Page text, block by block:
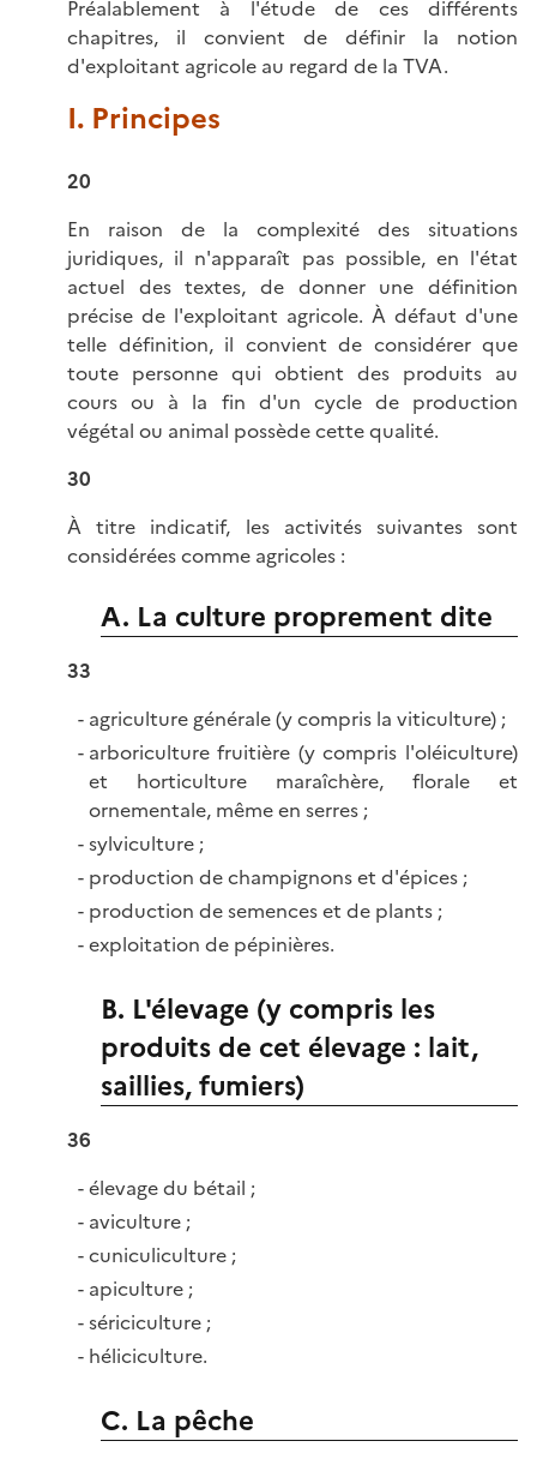
Préalablement à l'étude de ces différents
chapitres, il convient de définir la notion
d'exploitant agricole au regard de la TVA.
I. Principes
20
En raison de la complexité des situations
juridiques, il n'apparaît pas possible, en l'état
actuel des textes, de donner une définition
précise de l'exploitant agricole. À défaut d'une
telle définition, il convient de considérer que
toute personne qui obtient des produits au
cours ou à la fin d'un cycle de production
végétal ou animal possède cette qualité.
30
À titre indicatif, les activités suivantes sont
considérées comme agricoles :
A. La culture proprement dite
33
agriculture générale (y compris la viticulture) ;
arboriculture fruitière (y compris l'oléiculture)
et horticulture maraîchère, florale et
ornementale, même en serres ;
sylviculture ;
production de champignons et d'épices ;
production de semences et de plants ;
exploitation de pépinières.
B. L'élevage (y compris les
produits de cet élevage : lait,
saillies, fumiers)
36
élevage du bétail ;
aviculture ;
cuniculiculture ;
apiculture ;
sériciculture ;
héliciculture.
C. La pêche